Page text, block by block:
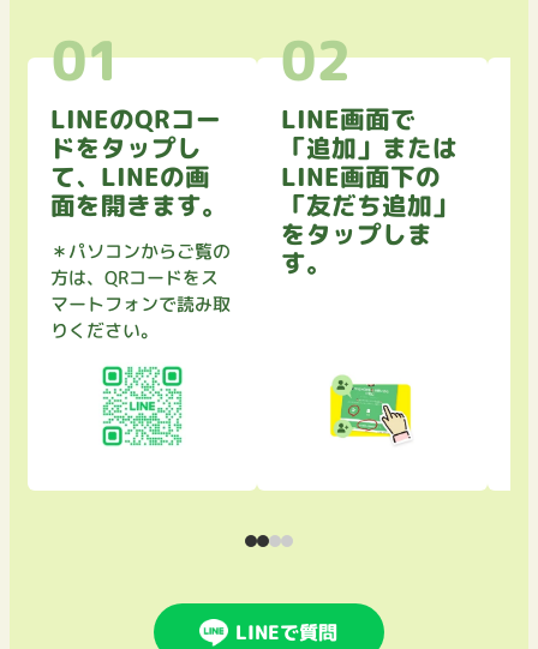
LINEのQRコー
ドをタップし
て、LINEの画
面を開きます。
＊パソコンからご覧の
方は、QRコードをス
マートフォンで読み取
りください。
LINE画面で
「追加」または
LINE画面下の
「友だち追加」
をタップしま
す。
LINEで質問